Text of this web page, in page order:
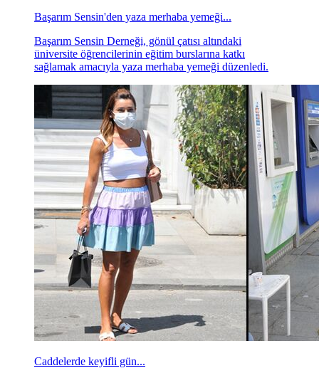
Başarım Sensin'den yaza merhaba yemeği...
Başarım Sensin Derneği, gönül çatısı altındaki
üniversite öğrencilerinin eğitim burslarına katkı
sağlamak amacıyla yaza merhaba yemeği düzenledi.
Caddelerde keyifli gün...